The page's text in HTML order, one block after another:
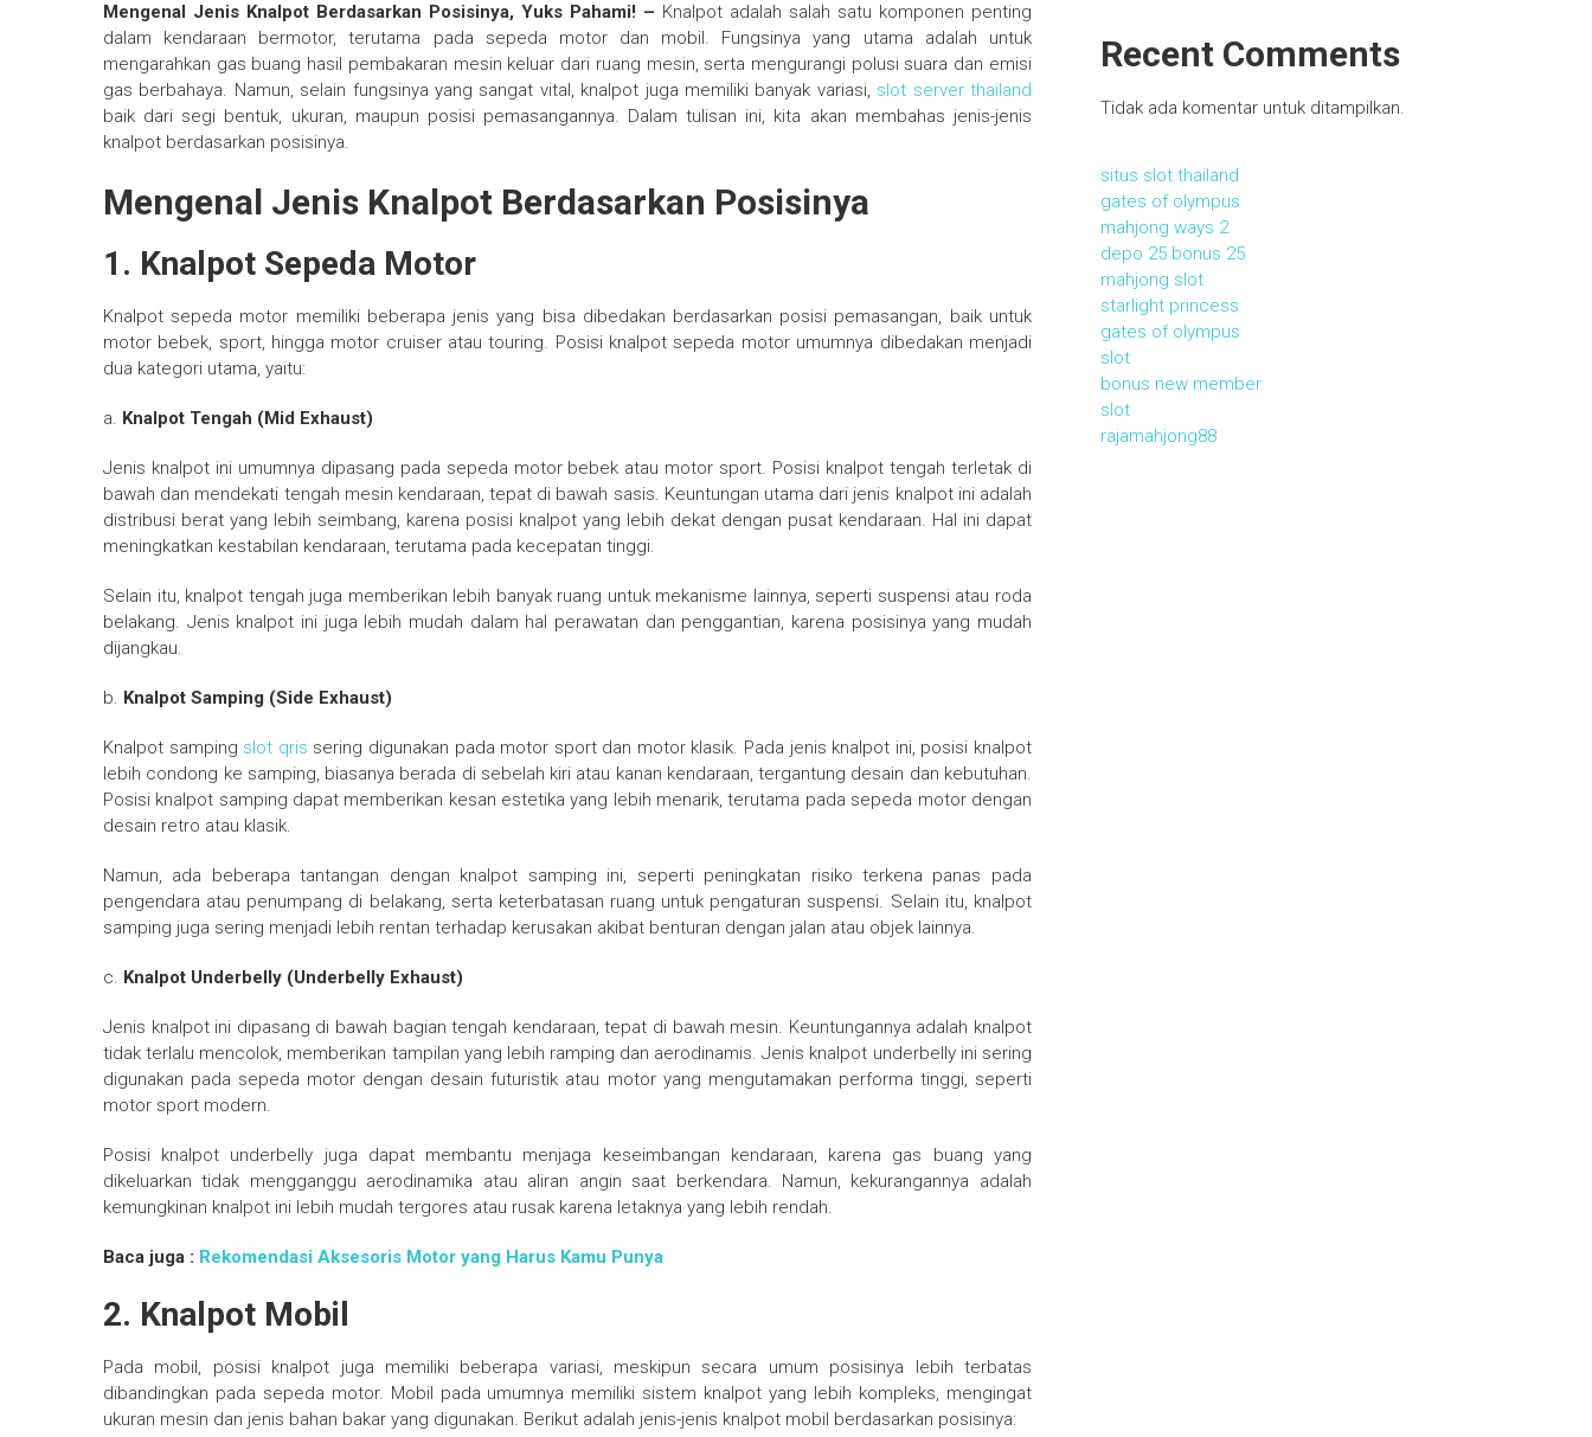
Mengenal Jenis Knalpot Berdasarkan Posisinya, Yuks Pahami! – Knalpot adalah salah satu komponen penting
dalam kendaraan bermotor, terutama pada sepeda motor dan mobil. Fungsinya yang utama adalah untuk
mengarahkan gas buang hasil pembakaran mesin keluar dari ruang mesin, serta mengurangi polusi suara dan emisi
gas berbahaya. Namun, selain fungsinya yang sangat vital, knalpot juga memiliki banyak variasi, slot server thailand
baik dari segi bentuk, ukuran, maupun posisi pemasangannya. Dalam tulisan ini, kita akan membahas jenis-jenis
knalpot berdasarkan posisinya.
Mengenal Jenis Knalpot Berdasarkan Posisinya
1. Knalpot Sepeda Motor
Knalpot sepeda motor memiliki beberapa jenis yang bisa dibedakan berdasarkan posisi pemasangan, baik untuk
motor bebek, sport, hingga motor cruiser atau touring. Posisi knalpot sepeda motor umumnya dibedakan menjadi
dua kategori utama, yaitu:
a. Knalpot Tengah (Mid Exhaust)
Jenis knalpot ini umumnya dipasang pada sepeda motor bebek atau motor sport. Posisi knalpot tengah terletak di
bawah dan mendekati tengah mesin kendaraan, tepat di bawah sasis. Keuntungan utama dari jenis knalpot ini adalah
distribusi berat yang lebih seimbang, karena posisi knalpot yang lebih dekat dengan pusat kendaraan. Hal ini dapat
meningkatkan kestabilan kendaraan, terutama pada kecepatan tinggi.
Selain itu, knalpot tengah juga memberikan lebih banyak ruang untuk mekanisme lainnya, seperti suspensi atau roda
belakang. Jenis knalpot ini juga lebih mudah dalam hal perawatan dan penggantian, karena posisinya yang mudah
dijangkau.
b. Knalpot Samping (Side Exhaust)
Knalpot samping slot qris sering digunakan pada motor sport dan motor klasik. Pada jenis knalpot ini, posisi knalpot
lebih condong ke samping, biasanya berada di sebelah kiri atau kanan kendaraan, tergantung desain dan kebutuhan.
Posisi knalpot samping dapat memberikan kesan estetika yang lebih menarik, terutama pada sepeda motor dengan
desain retro atau klasik.
Namun, ada beberapa tantangan dengan knalpot samping ini, seperti peningkatan risiko terkena panas pada
pengendara atau penumpang di belakang, serta keterbatasan ruang untuk pengaturan suspensi. Selain itu, knalpot
samping juga sering menjadi lebih rentan terhadap kerusakan akibat benturan dengan jalan atau objek lainnya.
c. Knalpot Underbelly (Underbelly Exhaust)
Jenis knalpot ini dipasang di bawah bagian tengah kendaraan, tepat di bawah mesin. Keuntungannya adalah knalpot
tidak terlalu mencolok, memberikan tampilan yang lebih ramping dan aerodinamis. Jenis knalpot underbelly ini sering
digunakan pada sepeda motor dengan desain futuristik atau motor yang mengutamakan performa tinggi, seperti
motor sport modern.
Posisi knalpot underbelly juga dapat membantu menjaga keseimbangan kendaraan, karena gas buang yang
dikeluarkan tidak mengganggu aerodinamika atau aliran angin saat berkendara. Namun, kekurangannya adalah
kemungkinan knalpot ini lebih mudah tergores atau rusak karena letaknya yang lebih rendah.
Baca juga : Rekomendasi Aksesoris Motor yang Harus Kamu Punya
2. Knalpot Mobil
Pada mobil, posisi knalpot juga memiliki beberapa variasi, meskipun secara umum posisinya lebih terbatas
dibandingkan pada sepeda motor. Mobil pada umumnya memiliki sistem knalpot yang lebih kompleks, mengingat
ukuran mesin dan jenis bahan bakar yang digunakan. Berikut adalah jenis-jenis knalpot mobil berdasarkan posisinya:
Recent Comments
Tidak ada komentar untuk ditampilkan.
situs slot thailand
gates of olympus
mahjong ways 2
depo 25 bonus 25
mahjong slot
starlight princess
gates of olympus
slot
bonus new member
slot
rajamahjong88